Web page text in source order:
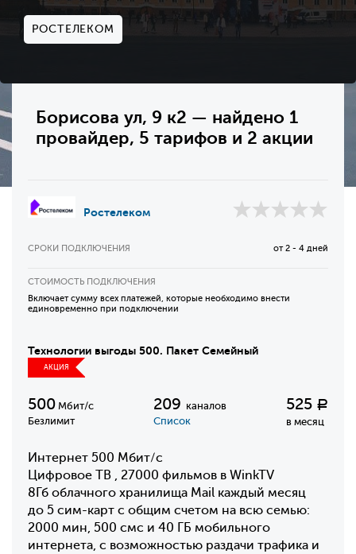
РОСТЕЛЕКОМ
Борисова ул, 9 к2 — найдено 1
провайдер, 5 тарифов и 2 акции
Ростелеком
СРОКИ ПОДКЛЮЧЕНИЯ от 2 - 4 дней
СТОИМОСТЬ ПОДКЛЮЧЕНИЯ
Включает сумму всех платежей, которые необходимо внести
единовременно при подключении
Технологии выгоды 500. Пакет Семейный
АКЦИЯ
500 Мбит/с
Безлимит
209 каналов
Список
525 Р
в месяц
Интернет 500 Мбит/с
Цифровое ТВ , 27000 фильмов в WinkTV
8Гб облачного хранилища Mail каждый месяц
до 5 сим-карт с общим счетом на всю семью:
2000 мин, 500 смс и 40 ГБ мобильного
интернета, с возможностью раздачи трафика и